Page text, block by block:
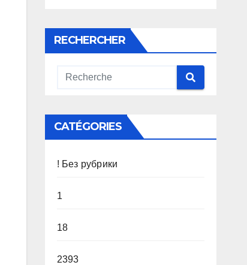
RECHERCHER
CATÉGORIES
! Без рубрики
1
18
2393